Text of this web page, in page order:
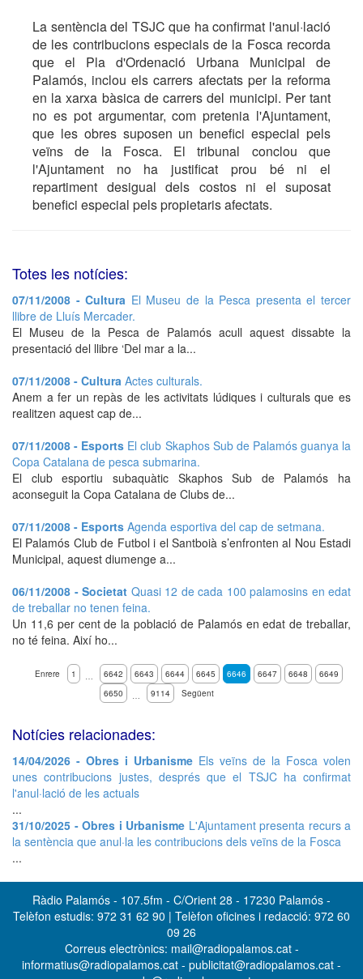
La sentència del TSJC que ha confirmat l'anul·lació
de les contribucions especials de la Fosca recorda
que el Pla d'Ordenació Urbana Municipal de
Palamós, inclou els carrers afectats per la reforma
en la xarxa bàsica de carrers del municipi. Per tant
no es pot argumentar, com pretenia l'Ajuntament,
que les obres suposen un benefici especial pels
veïns de la Fosca. El tribunal conclou que
l'Ajuntament no ha justificat prou bé ni el
repartiment desigual dels costos ni el suposat
benefici especial pels propietaris afectats.
Totes les notícies:
07/11/2008 - Cultura El Museu de la Pesca presenta el tercer
llibre de Lluís Mercader.
El Museu de la Pesca de Palamós acull aquest dissabte la
presentació del llibre ‘Del mar a la...
07/11/2008 - Cultura Actes culturals.
Anem a fer un repàs de les activitats lúdiques i culturals que es
realitzen aquest cap de...
07/11/2008 - Esports El club Skaphos Sub de Palamós guanya la
Copa Catalana de pesca submarina.
El club esportiu subaquàtic Skaphos Sub de Palamós ha
aconseguit la Copa Catalana de Clubs de...
07/11/2008 - Esports Agenda esportiva del cap de setmana.
El Palamós Club de Futbol i el Santboià s’enfronten al Nou Estadi
Municipal, aquest diumenge a...
06/11/2008 - Societat Quasi 12 de cada 100 palamosins en edat
de treballar no tenen feina.
Un 11,6 per cent de la població de Palamós en edat de treballar,
no té feina. Així ho...
Enrere 1 … 6642 6643 6644 6645 6646 6647 6648
6649
6650
… 9114 Següent
Notícies relacionades:
14/04/2026 - Obres i Urbanisme Els veïns de la Fosca volen
unes contribucions justes, després que el TSJC ha confirmat
l'anul·lació de les actuals
...
31/10/2025 - Obres i Urbanisme L'Ajuntament presenta recurs a
la sentència que anul·la les contribucions dels veïns de la Fosca
...
Ràdio Palamós - 107.5fm - C/Orient 28 - 17230 Palamós -
Telèfon estudis: 972 31 62 90 | Telèfon oficines i redacció: 972 60
09 26
Correus electrònics: mail@radiopalamos.cat -
informatius@radiopalamos.cat - publicitat@radiopalamos.cat -